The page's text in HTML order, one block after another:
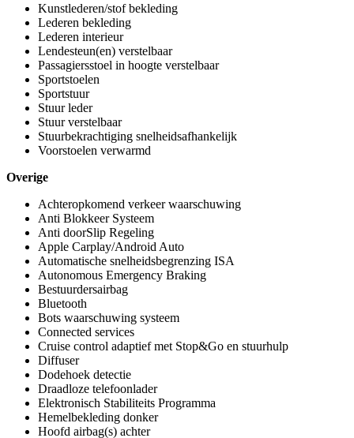
Kunstlederen/stof bekleding
Lederen bekleding
Lederen interieur
Lendesteun(en) verstelbaar
Passagiersstoel in hoogte verstelbaar
Sportstoelen
Sportstuur
Stuur leder
Stuur verstelbaar
Stuurbekrachtiging snelheidsafhankelijk
Voorstoelen verwarmd
Overige
Achteropkomend verkeer waarschuwing
Anti Blokkeer Systeem
Anti doorSlip Regeling
Apple Carplay/Android Auto
Automatische snelheidsbegrenzing ISA
Autonomous Emergency Braking
Bestuurdersairbag
Bluetooth
Bots waarschuwing systeem
Connected services
Cruise control adaptief met Stop&Go en stuurhulp
Diffuser
Dodehoek detectie
Draadloze telefoonlader
Elektronisch Stabiliteits Programma
Hemelbekleding donker
Hoofd airbag(s) achter